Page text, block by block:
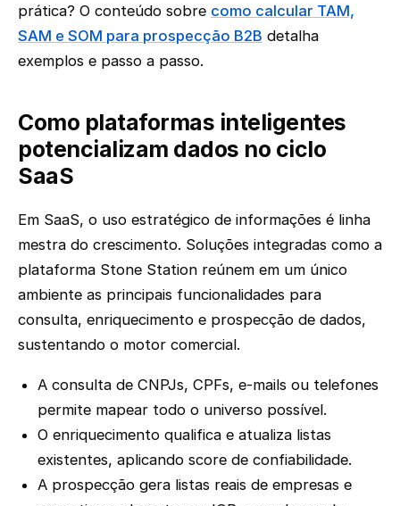
prática? O conteúdo sobre como calcular TAM,
SAM e SOM para prospecção B2B detalha
exemplos e passo a passo.
Como plataformas inteligentes
potencializam dados no ciclo
SaaS
Em SaaS, o uso estratégico de informações é linha
mestra do crescimento. Soluções integradas como a
plataforma Stone Station reúnem em um único
ambiente as principais funcionalidades para
consulta, enriquecimento e prospecção de dados,
sustentando o motor comercial.
A consulta de CNPJs, CPFs, e-mails ou telefones
permite mapear todo o universo possível.
O enriquecimento qualifica e atualiza listas
existentes, aplicando score de confiabilidade.
A prospecção gera listas reais de empresas e